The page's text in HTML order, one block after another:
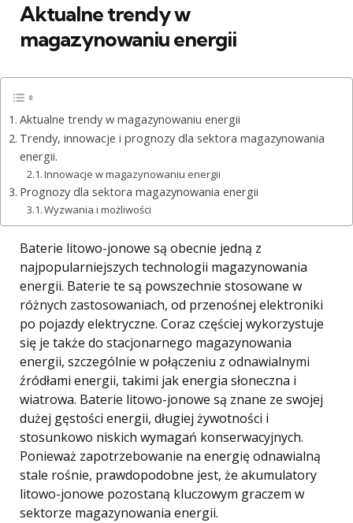
Aktualne trendy w
magazynowaniu energii
Aktualne trendy w magazynowaniu energii
Trendy, innowacje i prognozy dla sektora magazynowania
energii.
Innowacje w magazynowaniu energii
Prognozy dla sektora magazynowania energii
Wyzwania i możliwości
Baterie litowo-jonowe są obecnie jedną z
najpopularniejszych technologii magazynowania
energii. Baterie te są powszechnie stosowane w
różnych zastosowaniach, od przenośnej elektroniki
po pojazdy elektryczne. Coraz częściej wykorzystuje
się je także do stacjonarnego magazynowania
energii, szczególnie w połączeniu z odnawialnymi
źródłami energii, takimi jak energia słoneczna i
wiatrowa. Baterie litowo-jonowe są znane ze swojej
dużej gęstości energii, długiej żywotności i
stosunkowo niskich wymagań konserwacyjnych.
Ponieważ zapotrzebowanie na energię odnawialną
stale rośnie, prawdopodobne jest, że akumulatory
litowo-jonowe pozostaną kluczowym graczem w
sektorze magazynowania energii.